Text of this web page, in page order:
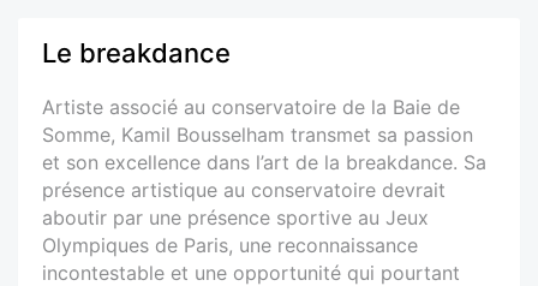
Le breakdance
Artiste associé au conservatoire de la Baie de
Somme, Kamil Bousselham transmet sa passion
et son excellence dans l’art de la breakdance. Sa
présence artistique au conservatoire devrait
aboutir par une présence sportive au Jeux
Olympiques de Paris, une reconnaissance
incontestable et une opportunité qui pourtant